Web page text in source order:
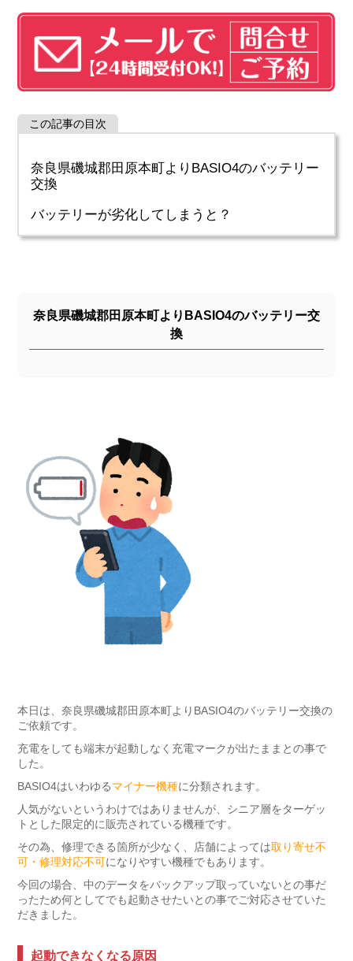
この記事の目次
奈良県磯城郡田原本町よりBASIO4のバッテリー
交換
バッテリーが劣化してしまうと？
奈良県磯城郡田原本町よりBASIO4のバッテリー交
換
本日は、奈良県磯城郡田原本町よりBASIO4のバッテリー交換の
ご依頼です。
充電をしても端末が起動しなく充電マークが出たままとの事で
した。
BASIO4はいわゆるマイナー機種に分類されます。
人気がないというわけではありませんが、シニア層をターゲッ
トとした限定的に販売されている機種です。
その為、修理できる箇所が少なく、店舗によっては取り寄せ不
可・修理対応不可になりやすい機種でもあります。
今回の場合、中のデータをバックアップ取っていないとの事だ
ったため何としてでも起動させたいとの事でご対応させていた
だきました。
起動できなくなる原因